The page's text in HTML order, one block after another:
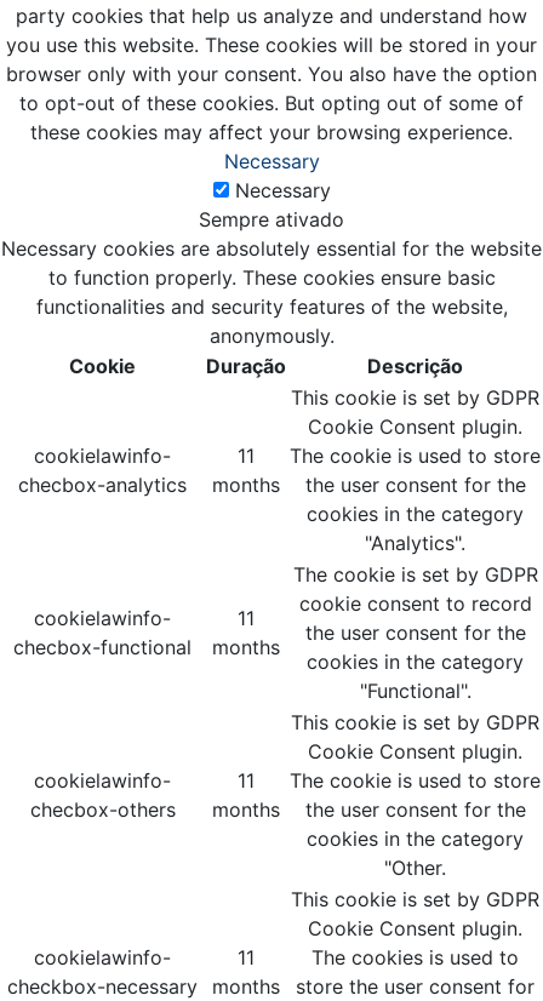
party cookies that help us analyze and understand how
you use this website. These cookies will be stored in your
browser only with your consent. You also have the option
to opt-out of these cookies. But opting out of some of
these cookies may affect your browsing experience.
Necessary
Necessary
Sempre ativado
Necessary cookies are absolutely essential for the website
to function properly. These cookies ensure basic
functionalities and security features of the website,
anonymously.
Cookie
Duração Descrição
cookielawinfo-
checbox-analytics
11
months
This cookie is set by GDPR
Cookie Consent plugin.
The cookie is used to store
the user consent for the
cookies in the category
"Analytics".
cookielawinfo-
checbox-functional
11
months
The cookie is set by GDPR
cookie consent to record
the user consent for the
cookies in the category
"Functional".
cookielawinfo-
checbox-others
11
months
This cookie is set by GDPR
Cookie Consent plugin.
The cookie is used to store
the user consent for the
cookies in the category
"Other.
cookielawinfo-
checkbox-necessary
11
months
This cookie is set by GDPR
Cookie Consent plugin.
The cookies is used to
store the user consent for